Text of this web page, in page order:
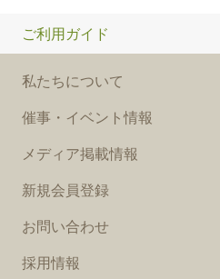
ご利用ガイド
私たちについて
催事・イベント情報
メディア掲載情報
新規会員登録
お問い合わせ
採用情報